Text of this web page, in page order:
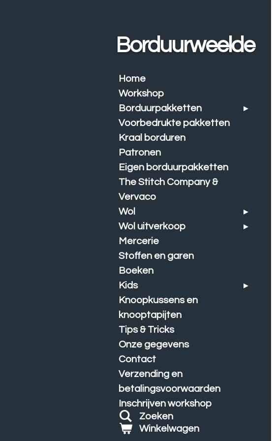
Borduurweelde
Home
Workshop
Borduurpakketten
Voorbedrukte pakketten
Kraal borduren
Patronen
Eigen borduurpakketten
The Stitch Company &
Vervaco
Wol
Wol uitverkoop
Mercerie
Stoffen en garen
Boeken
Kids
Knoopkussens en
knooptapijten
Tips & Tricks
Onze gegevens
Contact
Verzending en
betalingsvoorwaarden
Inschrijven workshop
Zoeken
Winkelwagen